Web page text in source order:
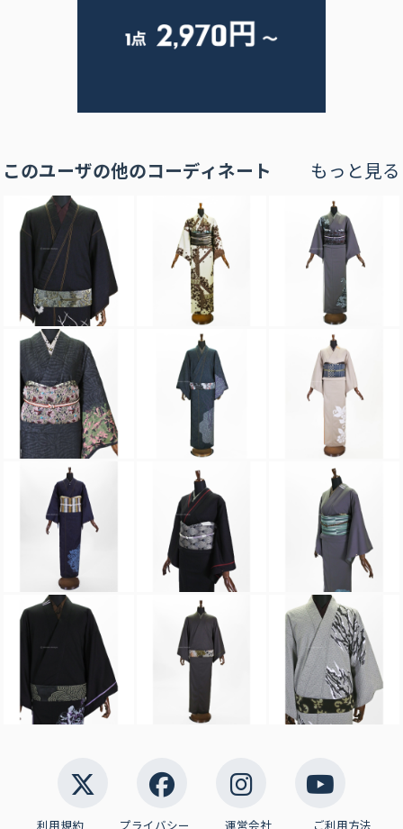
このユーザの他のコーディネート もっと見る
利用規約 プライバシー 運営会社 ご利用方法